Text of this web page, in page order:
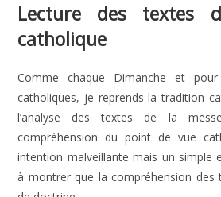
Lecture des textes
catholique
Comme chaque Dimanche et
catholiques, je reprends la tradition
l’analyse des textes de la
compréhension du point de vue
intention malveillante mais un simple
à montrer que la compréhension des